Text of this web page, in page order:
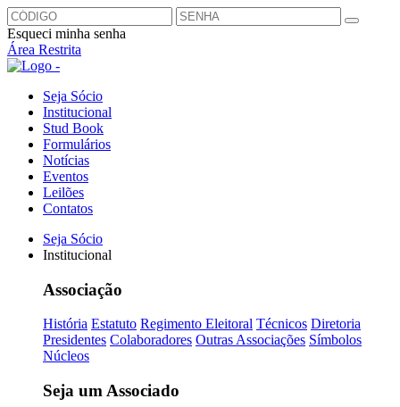
Esqueci minha senha
Área Restrita
Seja Sócio
Institucional
Stud Book
Formulários
Notícias
Eventos
Leilões
Contatos
Seja Sócio
Institucional
Associação
História Estatuto Regimento Eleitoral Técnicos Diretoria
Presidentes Colaboradores Outras Associações Símbolos
Núcleos
Seja um Associado